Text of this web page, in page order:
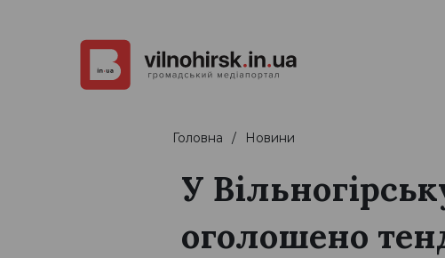
Головна Новини
У
оголошено